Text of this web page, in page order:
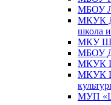
МБОУ
МКУК
школа
МКУ
МБОУ
МКУК
МКУК
МУП